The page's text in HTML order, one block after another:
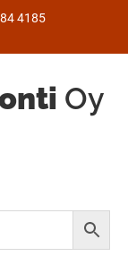
4185
Oy